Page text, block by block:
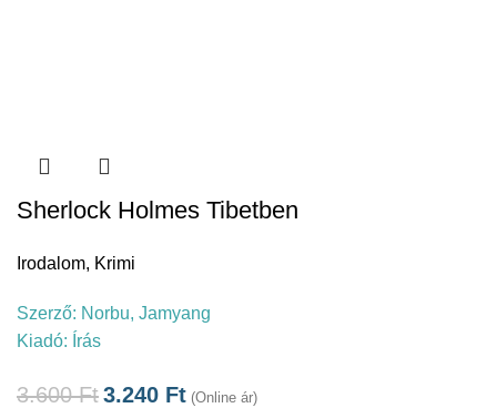
Sherlock Holmes Tibetben
Irodalom, Krimi
Szerző: Norbu, Jamyang
Kiadó: Írás
3.600Ft3.240 Ft (Online ár)